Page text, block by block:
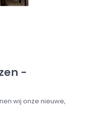
-
wij onze nieuwe,